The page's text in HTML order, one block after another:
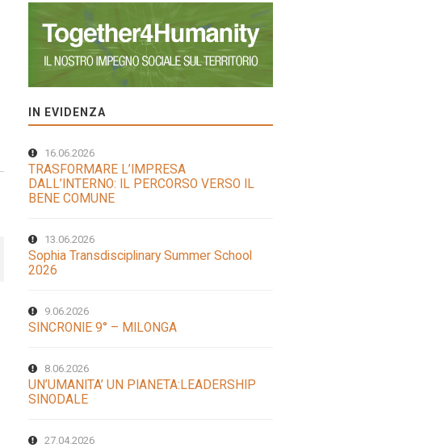
IN EVIDENZA
16.06.2026
TRASFORMARE L’IMPRESA
DALL’INTERNO: IL PERCORSO VERSO IL
BENE COMUNE
13.06.2026
Sophia Transdisciplinary Summer School
2026
9.06.2026
SINCRONIE 9° – MILONGA
8.06.2026
UN’UMANITA’ UN PIANETA:LEADERSHIP
SINODALE
27.04.2026